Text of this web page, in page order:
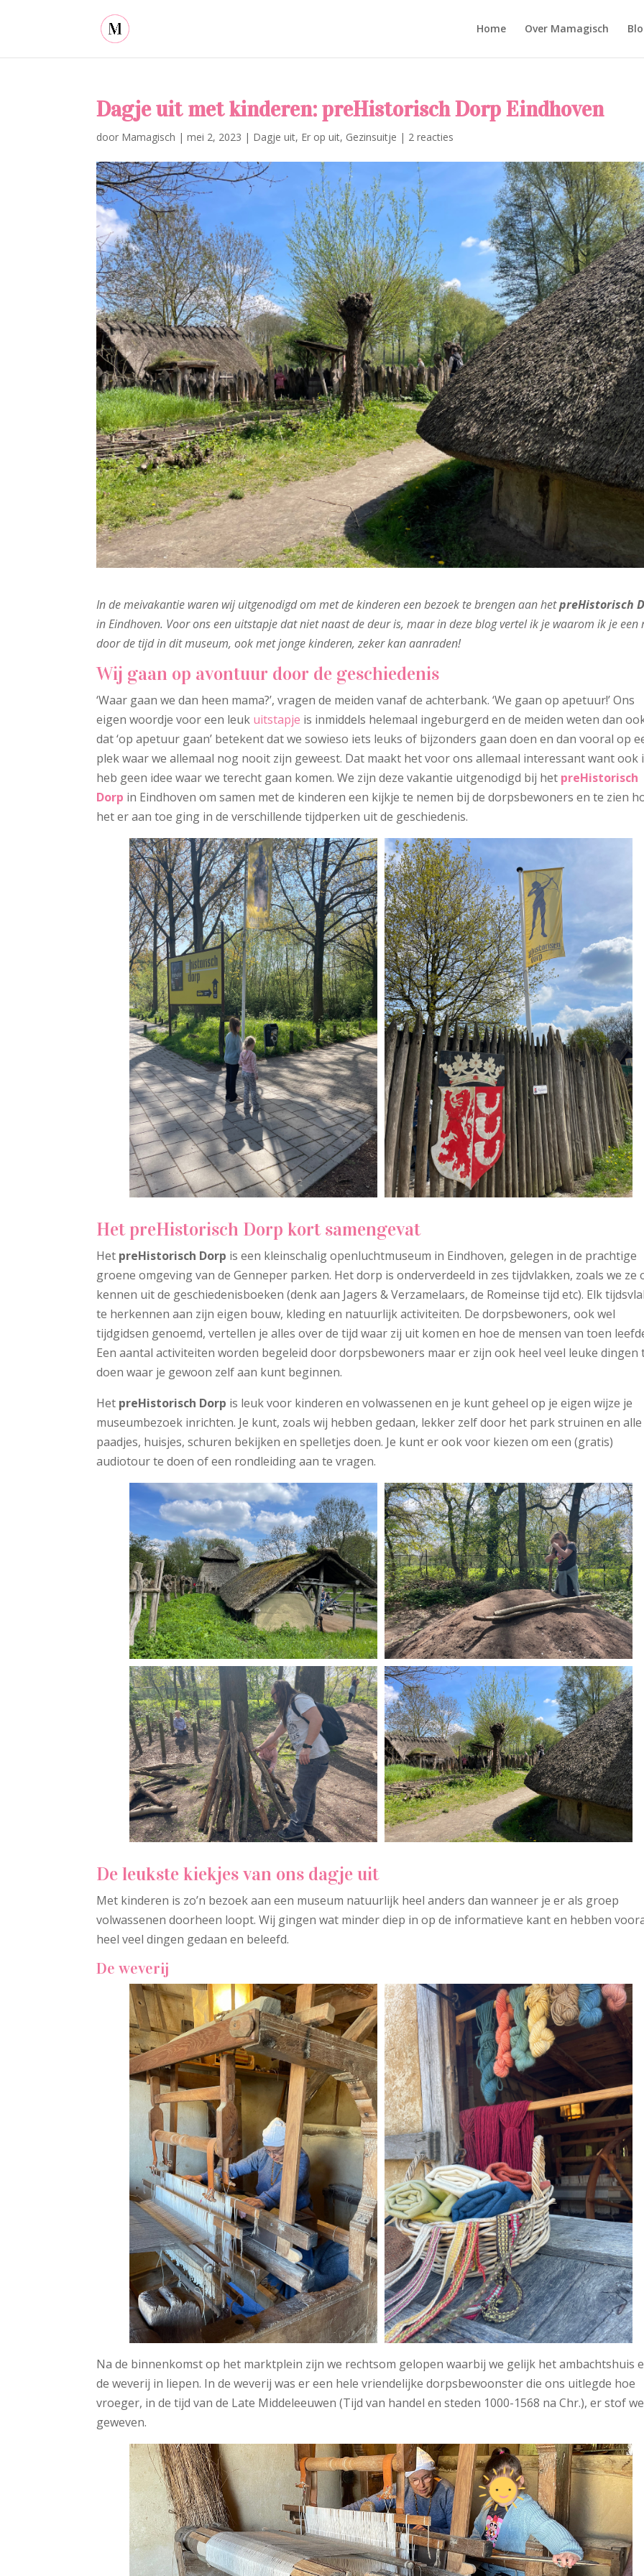
Home Over Mamagisch
Dagje uit met kinderen: preHistorisch Dorp Eindhoven
door Mamagisch |mei 2, 2023 | Dagje uit, Er op uit, Gezinsuitje | 2 reacties
In de meivakantie waren wij uitgenodigd om met de kinderen een bezoek te brengen aan hetpreHistorisch
in Eindhoven. Voor ons een uitstapje dat niet naast de deur is, maar in deze blog vertel ik je waarom ik je een
door de tijd in dit museum, ook met jonge kinderen, zeker kan aanraden!
Wij gaan op avontuur door de geschiedenis
‘Waar gaan we dan heen mama?’, vragen de meiden vanaf de achterbank. ‘We gaan op apetuur!’ Ons
eigen woordje voor een leuk uitstapje is inmiddels helemaal ingeburgerd en de meiden weten dan
dat ‘op apetuur gaan’ betekent dat we sowieso iets leuks of bijzonders gaan doen en dan vooral op
plek waar we allemaal nog nooit zijn geweest. Dat maakt het voor ons allemaal interessant want ook
heb geen idee waar we terecht gaan komen. We zijn deze vakantie uitgenodigd bij het preHistorisch
Dorp in Eindhoven om samen met de kinderen een kijkje te nemen bij de dorpsbewoners en te zien
het er aan toe ging in de verschillende tijdperken uit de geschiedenis.
Het preHistorisch Dorp kort samengevat
Het preHistorisch Dorp is een kleinschalig openluchtmuseum in Eindhoven, gelegen in de prachtige
groene omgeving van de Genneper parken. Het dorp is onderverdeeld in zes tijdvlakken, zoals we ze
kennen uit de geschiedenisboeken (denk aan Jagers & Verzamelaars, de Romeinse tijd etc). Elk
te herkennen aan zijn eigen bouw, kleding en natuurlijk activiteiten. De dorpsbewoners, ook wel
tijdgidsen genoemd, vertellen je alles over de tijd waar zij uit komen en hoe de mensen van toen
Een aantal activiteiten worden begeleid door dorpsbewoners maar er zijn ook heel veel leuke dingen
doen waar je gewoon zelf aan kunt beginnen.
Het preHistorisch Dorp is leuk voor kinderen en volwassenen en je kunt geheel op je eigen wijze je
museumbezoek inrichten. Je kunt, zoals wij hebben gedaan, lekker zelf door het park struinen en alle
paadjes, huisjes, schuren bekijken en spelletjes doen. Je kunt er ook voor kiezen om een (gratis)
audiotour te doen of een rondleiding aan te vragen.
De leukste kiekjes van ons dagje uit
Met kinderen is zo’n bezoek aan een museum natuurlijk heel anders dan wanneer je er als groep
volwassenen doorheen loopt. Wij gingen wat minder diep in op de informatieve kant en hebben
heel veel dingen gedaan en beleefd.
De weverij
Na de binnenkomst op het marktplein zijn we rechtsom gelopen waarbij we gelijk het ambachtshuis
de weverij in liepen. In de weverij was er een hele vriendelijke dorpsbewoonster die ons uitlegde hoe
vroeger, in de tijd van de Late Middeleeuwen (Tijd van handel en steden 1000-1568 na Chr.), er stof
geweven.